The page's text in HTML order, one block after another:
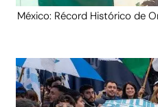
México: Récord Histórico de